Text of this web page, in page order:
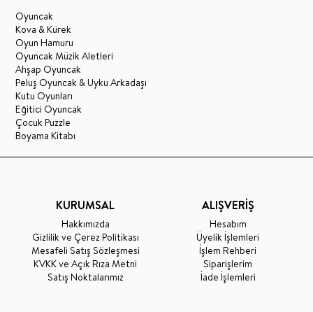
Oyuncak
Kova & Kürek
Oyun Hamuru
Oyuncak Müzik Aletleri
Ahşap Oyuncak
Peluş Oyuncak & Uyku Arkadaşı
Kutu Oyunları
Eğitici Oyuncak
Çocuk Puzzle
Boyama Kitabı
KURUMSAL
Hakkımızda
Gizlilik ve Çerez Politikası
Mesafeli Satış Sözleşmesi
KVKK ve Açık Rıza Metni
Satış Noktalarımız
ALIŞVERİŞ
Hesabım
Üyelik İşlemleri
İşlem Rehberi
Siparişlerim
İade İşlemleri